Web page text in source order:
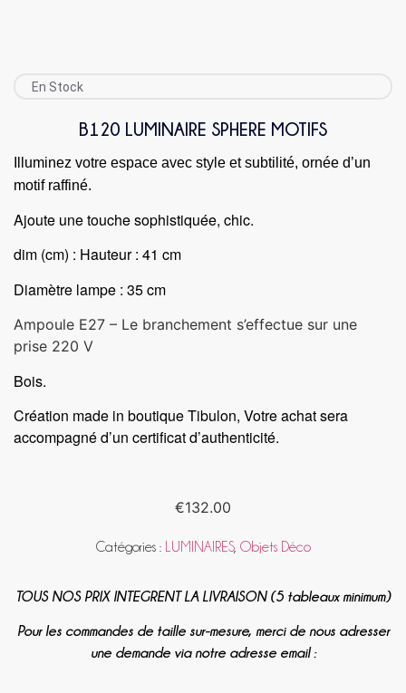
En Stock
B120 LUMINAIRE SPHERE MOTIFS
Illuminez votre espace avec style et subtilité, ornée d’un
motif raffiné.
Ajoute une touche sophistiquée, chic.
dim (cm) : Hauteur : 41 cm
Diamètre lampe : 35 cm
Ampoule E27 – Le branchement s’effectue sur une
prise 220 V
Bois.
Création made in boutique Tibulon, Votre achat sera
accompagné d’un certificat d’authenticité.
€132.00
Catégories : LUMINAIRES, Objets Déco
TOUS NOS PRIX INTEGRENT LA LIVRAISON (5 tableaux minimum)
Pour les commandes de taille sur-mesure, merci de nous adresser
une demande via notre adresse email :